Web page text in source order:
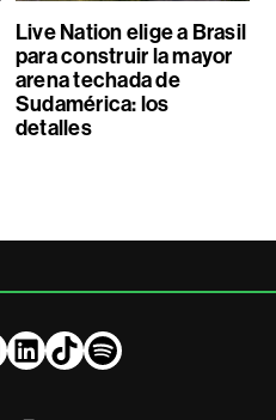
Live Nation elige a Brasil
para construir la mayor
arena techada de
Sudamérica: los
detalles